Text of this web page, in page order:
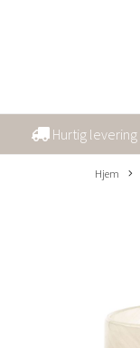
Hurtig levering
Hjem